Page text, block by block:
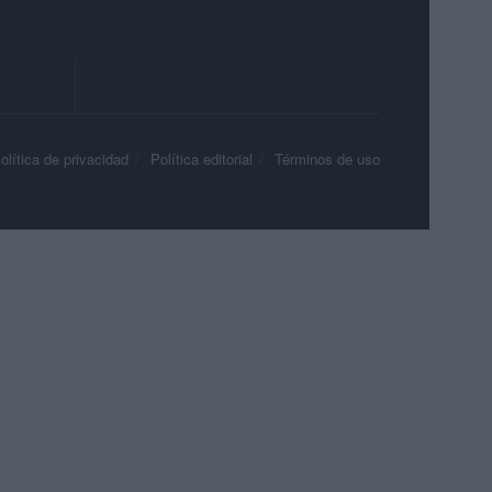
de privacidad Política editorial Términos de uso